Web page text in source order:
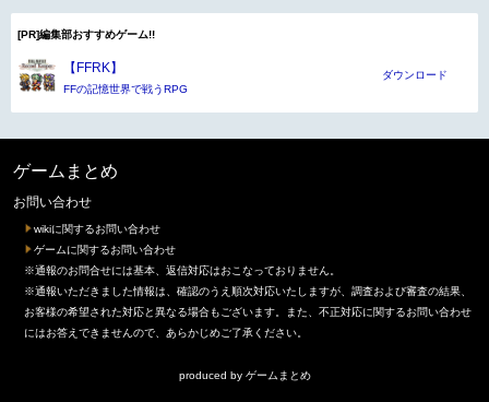
[PR]編集部おすすめゲーム!!
【FFRK】
FFの記憶世界で戦うRPG
ダウンロード
ゲームまとめ
お問い合わせ
wikiに関するお問い合わせ
ゲームに関するお問い合わせ
※通報のお問合せには基本、返信対応はおこなっておりません。
※通報いただきました情報は、確認のうえ順次対応いたしますが、調査および審査の結果、
お客様の希望された対応と異なる場合もございます。また、不正対応に関するお問い合わせ
にはお答えできませんので、あらかじめご了承ください。
produced by ゲームまとめ